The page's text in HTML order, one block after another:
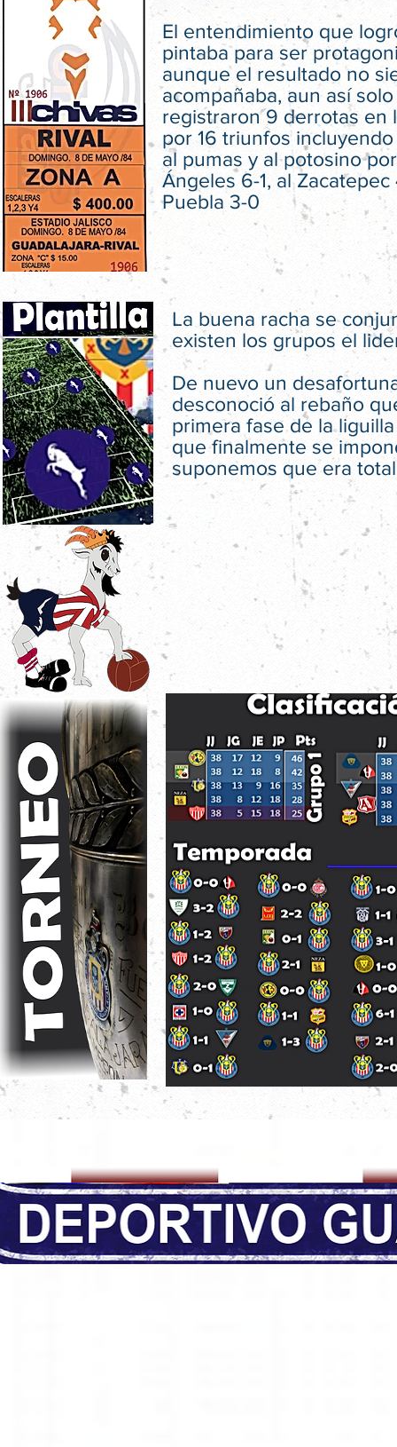
El entendimiento que
pintaba para ser
aunque el resultado no
acompañaba, aun así
registraron 9 derrotas en
por 16 triunfos
al pumas y al potosino
Ángeles 6-1, al Zacatepec
Puebla 3-0
La buena racha se
existen los grupos el
De nuevo un
desconoció al rebaño
primera fase de la
que finalmente se
suponemos que era